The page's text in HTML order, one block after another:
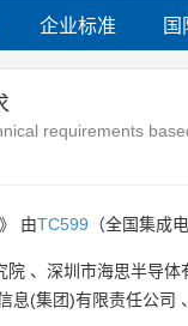
企业标准 国
requirements
由TC599 （全国集成
院 、 深圳市海思半导体
息(集团)有限责任公司 、